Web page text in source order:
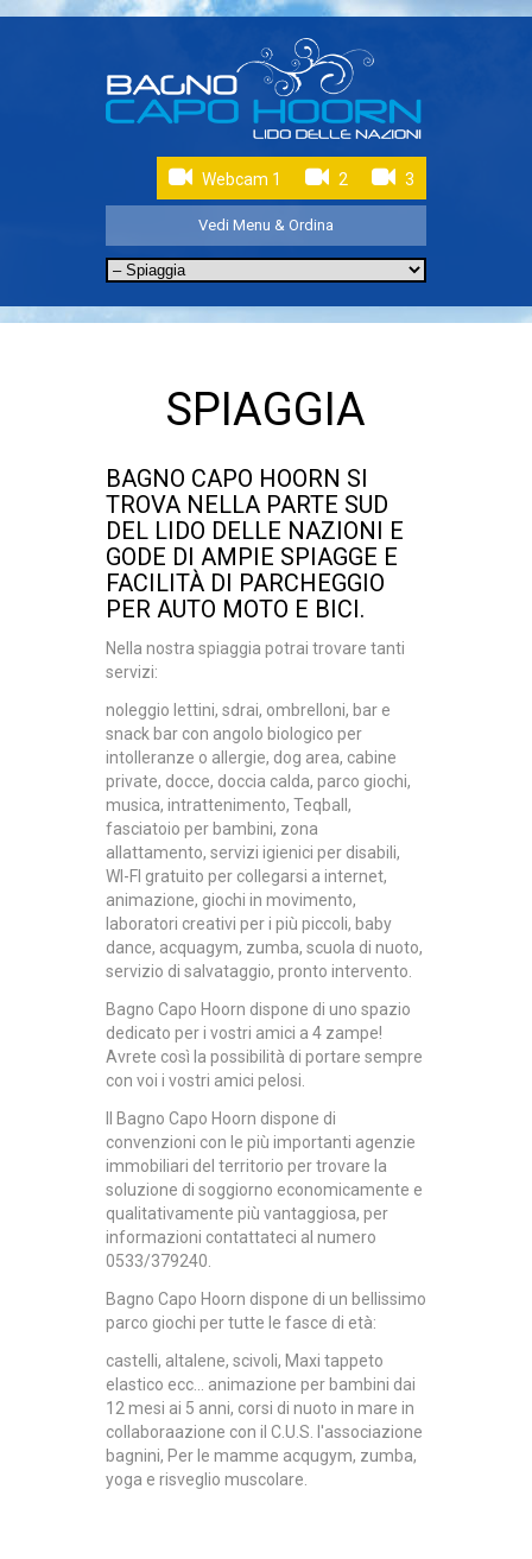
3
2
Webcam 1
Vedi Menu & Ordina
SPIAGGIA
BAGNO CAPO HOORN SI
TROVA NELLA PARTE SUD
DEL LIDO DELLE NAZIONI E
GODE DI AMPIE SPIAGGE E
FACILITÀ DI PARCHEGGIO
PER AUTO MOTO E BICI.
Nella nostra spiaggia potrai trovare tanti
servizi:
noleggio lettini, sdrai, ombrelloni, bar e
snack bar con angolo biologico per
intolleranze o allergie, dog area, cabine
private, docce, doccia calda, parco giochi,
musica, intrattenimento, Teqball,
fasciatoio per bambini, zona
allattamento, servizi igienici per disabili,
WI-FI gratuito per collegarsi a internet,
animazione, giochi in movimento,
laboratori creativi per i più piccoli, baby
dance, acquagym, zumba, scuola di nuoto,
servizio di salvataggio, pronto intervento.
Bagno Capo Hoorn dispone di uno spazio
dedicato per i vostri amici a 4 zampe!
Avrete così la possibilità di portare sempre
con voi i vostri amici pelosi.
Il Bagno Capo Hoorn dispone di
convenzioni con le più importanti agenzie
immobiliari del territorio per trovare la
soluzione di soggiorno economicamente e
qualitativamente più vantaggiosa, per
informazioni contattateci al numero
0533/379240.
Bagno Capo Hoorn dispone di un bellissimo
parco giochi per tutte le fasce di età:
castelli, altalene, scivoli, Maxi tappeto
elastico ecc... animazione per bambini dai
12 mesi ai 5 anni, corsi di nuoto in mare in
collaboraazione con il C.U.S. l'associazione
bagnini, Per le mamme acqugym, zumba,
yoga e risveglio muscolare.